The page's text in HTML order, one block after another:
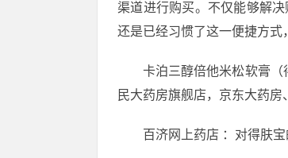
渠道进行购买。不仅能够解
还是已经习惯了这一便捷方式
卡泊三醇倍他米松软膏
民大药房旗舰店，京东大药房
百济网上药店 ：对得肤